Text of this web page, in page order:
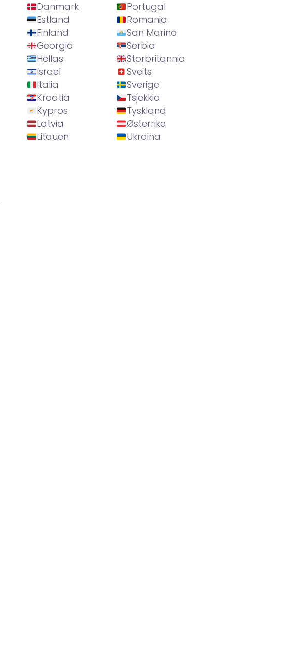
Danmark
Estland
Finland
Georgia
Hellas
Israel
Italia
Kroatia
Kypros
Latvia
Litauen
Portugal
Romania
San Marino
Serbia
Storbritannia
Sveits
Sverige
Tsjekkia
Tyskland
Østerrike
Ukraina